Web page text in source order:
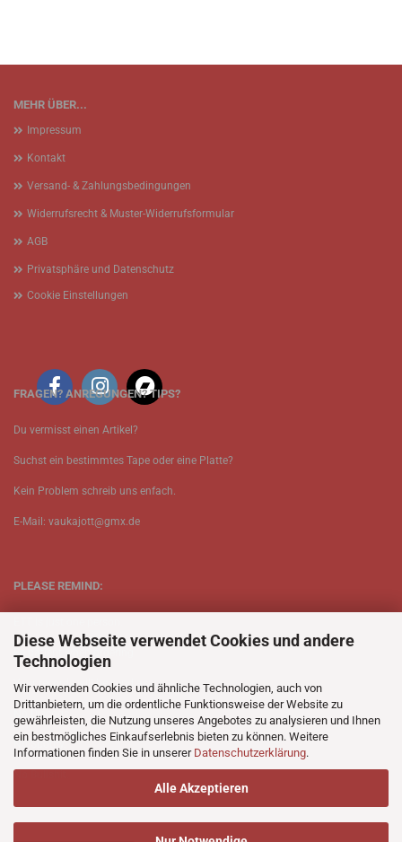
Diese Webseite verwendet Cookies und andere
Technologien
Wir verwenden Cookies und ähnliche Technologien, auch von
Drittanbietern, um die ordentliche Funktionsweise der Website zu
gewährleisten, die Nutzung unseres Angebotes zu analysieren und Ihnen
ein bestmögliches Einkaufserlebnis bieten zu können. Weitere
Informationen finden Sie in unserer Datenschutzerklärung.
Alle Akzeptieren
MEHR ÜBER...
Impressum
Kontakt
Versand- & Zahlungsbedingungen
Widerrufsrecht & Muster-Widerrufsformular
AGB
Privatsphäre und Datenschutz
Cookie Einstellungen
FRAGEN? ANREGUNGEN? TIPS?
Du vermisst einen Artikel?
Suchst ein bestimmtes Tape oder eine Platte?
Kein Problem schreib uns enfach.
E-Mail: vaukajott@gmx.de
PLEASE REMIND:
Be patient when ordering.
Your records will be send asap.
No Discogs.
No Spotify.
No Bullshit.